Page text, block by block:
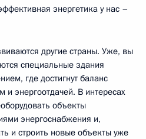
энергетика у нас –
другие страны. Уже, вы
специальные здания
где достигнут баланс
и энергоотдачей. В интересах
объекты
энергоснабжения и,
и строить новые объекты уже